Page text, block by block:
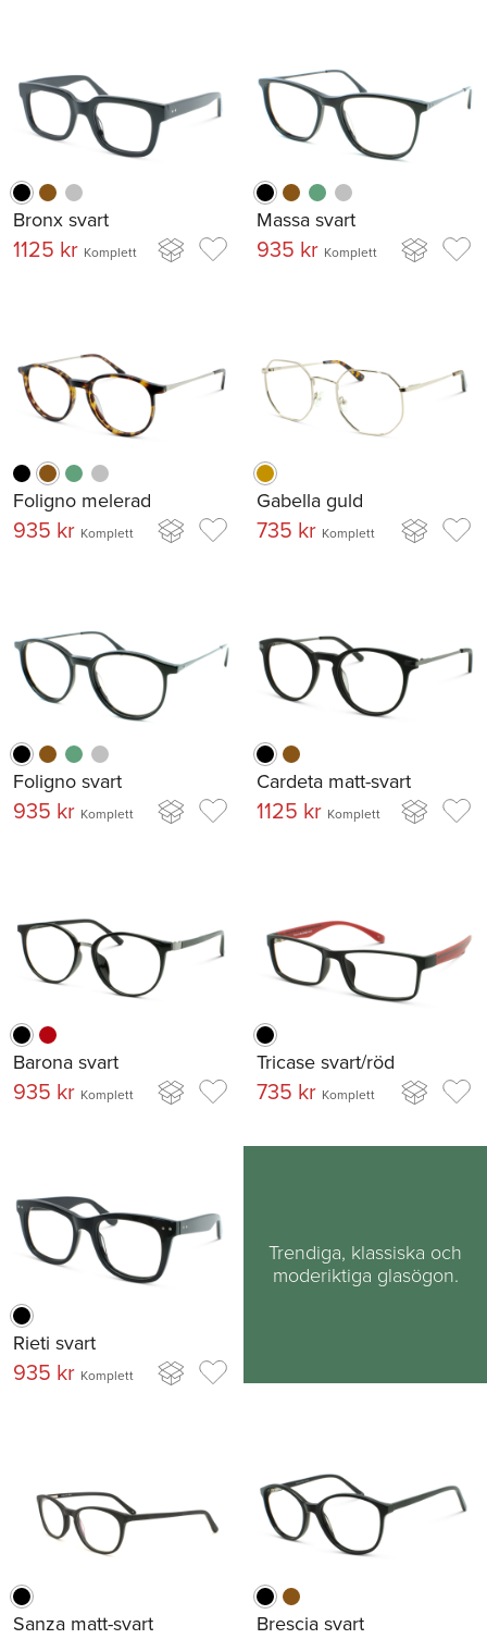
Bronx svart
1125 kr Komplett
Massa svart
935 kr Komplett
Foligno melerad
935 kr Komplett
Gabella guld
735 kr Komplett
Foligno svart
935 kr Komplett
Cardeta matt-svart
1125 kr Komplett
Barona svart
935 kr Komplett
Tricase svart/röd
735 kr Komplett
Rieti svart
935 kr Komplett
Trendiga, klassiska och
moderiktiga glasögon.
Sanza matt-svart Brescia svart